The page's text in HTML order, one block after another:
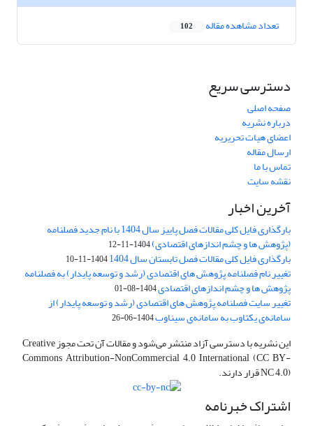
تعداد مشاهده مقاله 102
دسترسی سریع
صفحه اصلی
درباره نشریه
اعضای هیات تحریریه
ارسال مقاله
تماس با ما
نقشه سایت
آخرین اخبار
بارگذاری فایل کلی مقالات فصل پاییز سال 1404 با نام جدید فصلنامه
(پژوهش ها و چشم اندازهای اقتصادی)1404-11-12
بارگذاری فایل کلی مقالات فصل تابستان سال 1404 1404-11-10
تغییر نام فصلنامه پژوهش های اقتصادی (رشد و توسعه پایدار) به فصلنامه
پژوهش ها و چشم اندازهای اقتصادی1404-08-01
تغییر سایت فصلنامه پژوهش های اقتصادی (رشد و توسعه پایدار) از
سامانه‌ی یکتاوب به سامانه‌ی سیناوب1404-06-26
این نشریه با دسترسی آزاد منتشر می‌شود و مقالات آن تحت مجوز Creative
Commons Attribution-NonCommercial 4.0 International (CC BY-
NC 4.0) قرار دارند.
اشتراک خبرنامه